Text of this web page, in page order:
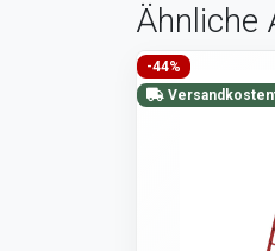
Ähnliche
-44%